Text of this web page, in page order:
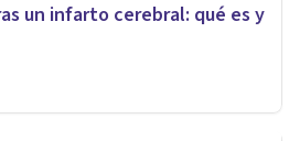
un infarto cerebral: qué es y